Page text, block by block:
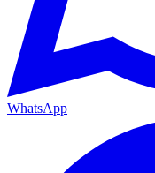
WhatsApp